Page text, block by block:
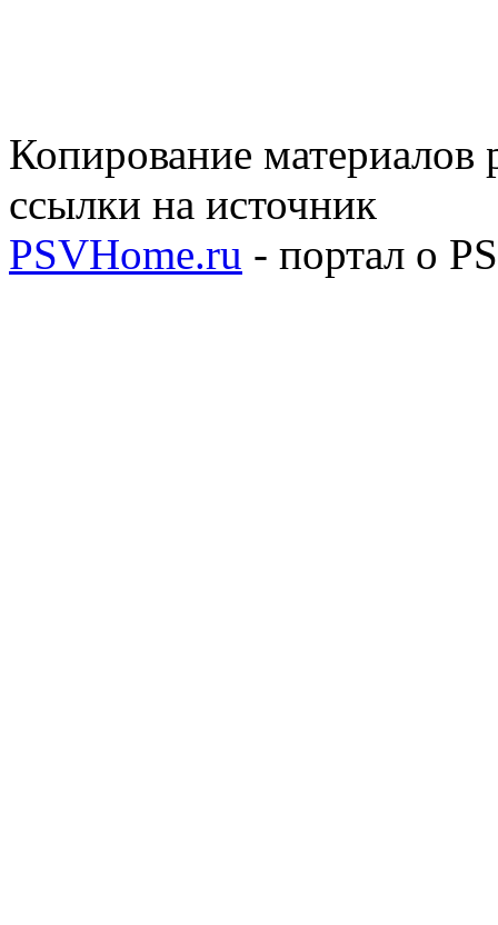
Копирование материалов
ссылки на источник
PSVHome.ru - портал о